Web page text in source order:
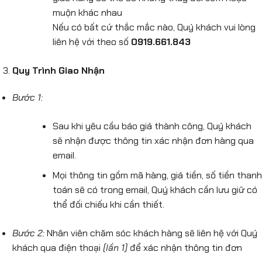
muộn khác nhau
Nếu có bất cứ thắc mắc nào, Quý khách vui lòng
liên hệ với theo số 0919.661.843
Quy Trình Giao Nhận
Bước 1:
Sau khi yêu cầu báo giá thành công, Quý khách
sẽ nhận được thông tin xác nhận đơn hàng qua
email.
Mọi thông tin gồm mã hàng, giá tiền, số tiền thanh
toán sẽ có trong email, Quý khách cần lưu giữ có
thể đối chiếu khi cần thiết.
Bước 2:Nhân viên chăm sóc khách hàng sẽ liên hệ với Quý
khách qua điện thoại (lần 1) để xác nhận thông tin đơn